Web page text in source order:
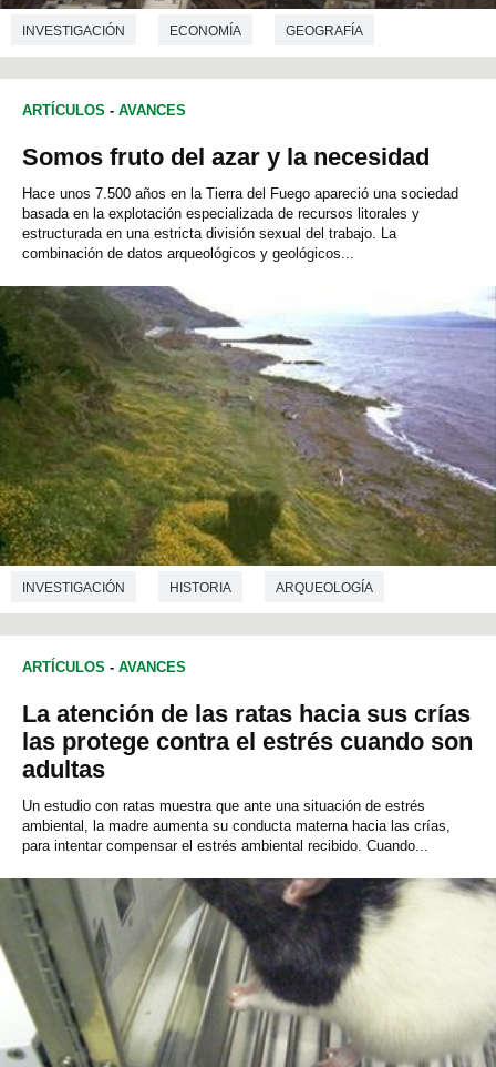
INVESTIGACIÓN ECONOMÍA GEOGRAFÍA
ARTÍCULOS - AVANCES
Somos fruto del azar y la necesidad
Hace unos 7.500 años en la Tierra del Fuego apareció una sociedad
basada en la explotación especializada de recursos litorales y
estructurada en una estricta división sexual del trabajo. La
combinación de datos arqueológicos y geológicos...
INVESTIGACIÓN HISTORIA ARQUEOLOGÍA
PREHISTORIA
ARTÍCULOS - AVANCES
La atención de las ratas hacia sus crías
las protege contra el estrés cuando son
adultas
Un estudio con ratas muestra que ante una situación de estrés
ambiental, la madre aumenta su conducta materna hacia las crías,
para intentar compensar el estrés ambiental recibido. Cuando...